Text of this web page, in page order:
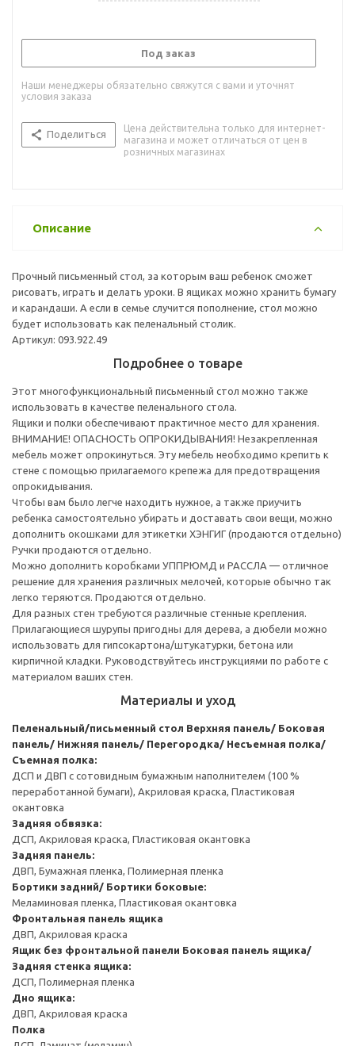
Под заказ
Наши менеджеры обязательно свяжутся с вами и уточнят
условия заказа
Поделиться
Цена действительна только для интернет-
магазина и может отличаться от цен в
розничных магазинах
Описание
Прочный письменный стол, за которым ваш ребенок сможет
рисовать, играть и делать уроки. В ящиках можно хранить бумагу
и карандаши. А если в семье случится пополнение, стол можно
будет использовать как пеленальный столик.
Артикул: 093.922.49
Подробнее о товаре
Этот многофункциональный письменный стол можно также
использовать в качестве пеленального стола.
Ящики и полки обеспечивают практичное место для хранения.
ВНИМАНИЕ! ОПАСНОСТЬ ОПРОКИДЫВАНИЯ! Незакрепленная
мебель может опрокинуться. Эту мебель необходимо крепить к
стене с помощью прилагаемого крепежа для предотвращения
опрокидывания.
Чтобы вам было легче находить нужное, а также приучить
ребенка самостоятельно убирать и доставать свои вещи, можно
дополнить окошками для этикетки ХЭНГИГ (продаются отдельно)
Ручки продаются отдельно.
Можно дополнить коробками УППРЮМД и РАССЛА — отличное
решение для хранения различных мелочей, которые обычно так
легко теряются. Продаются отдельно.
Для разных стен требуются различные стенные крепления.
Прилагающиеся шурупы пригодны для дерева, а дюбели можно
использовать для гипсокартона/штукатурки, бетона или
кирпичной кладки. Руководствуйтесь инструкциями по работе с
материалом ваших стен.
Материалы и уход
Пеленальный/письменный стол Верхняя панель/ Боковая
панель/ Нижняя панель/ Перегородка/ Несъемная полка/
Съемная полка:
ДСП и ДВП с сотовидным бумажным наполнителем (100 %
переработанной бумаги), Акриловая краска, Пластиковая
окантовка
Задняя обвязка:
ДСП, Акриловая краска, Пластиковая окантовка
Задняя панель:
ДВП, Бумажная пленка, Полимерная пленка
Бортики задний/ Бортики боковые:
Меламиновая пленка, Пластиковая окантовка
Фронтальная панель ящика
ДВП, Акриловая краска
Ящик без фронтальной панели Боковая панель ящика/
Задняя стенка ящика:
ДСП, Полимерная пленка
Дно ящика:
ДВП, Акриловая краска
Полка